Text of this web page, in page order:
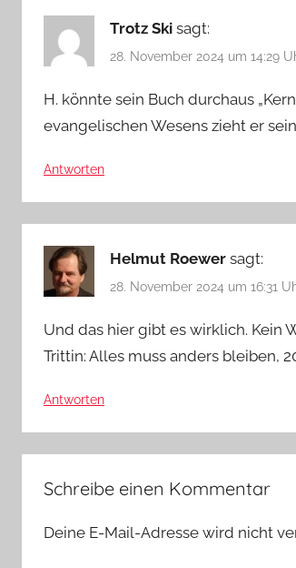
Trotz Ski sagt:
28. November 2024 um 14:29
H. könnte sein Buch durchaus
evangelischen Wesens zieht er
Antworten
Helmut Roewer sagt:
28. November 2024 um 16:31
Und das hier gibt es wirklich. Kein
Trittin: Alles muss anders bleiben,
Antworten
Schreibe einen Kommentar
Deine E-Mail-Adresse wird nicht